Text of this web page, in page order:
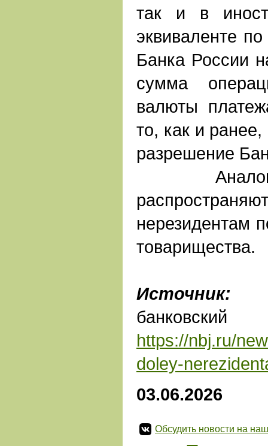
так и в
эквиваленте
Банка России
сумма
валюты
то, как и
разрешение
нерезидентам
товарищества.
Источник:
https://nbj.ru/
doley-
03.06.2026
Обсудить новости на